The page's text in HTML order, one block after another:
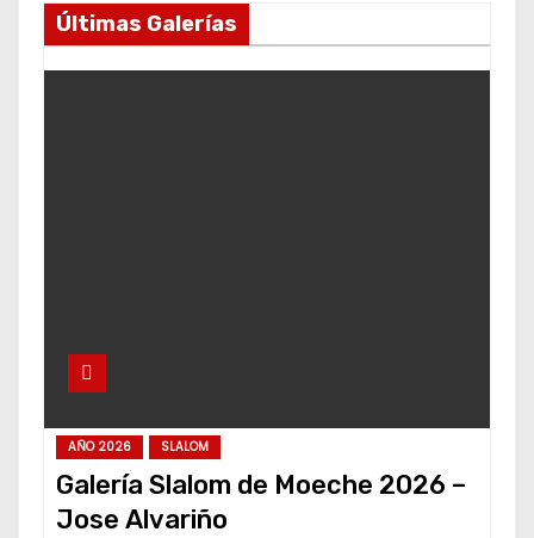
Últimas Galerías
AÑO 2026 SLALOM
Galería Slalom de Moeche 2026 –
Jose Alvariño